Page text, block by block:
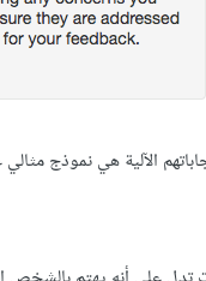
الآلية هي نموذج